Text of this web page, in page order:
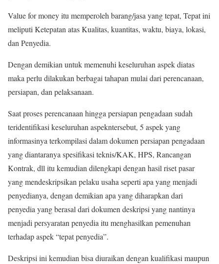
Value for money itu memperoleh barang/jasa yang tepat, Tepat ini
meliputi Ketepatan atas Kualitas, kuantitas, waktu, biaya, lokasi,
dan Penyedia.
Dengan demikian untuk memenuhi keseluruhan aspek diatas
maka perlu dilakukan berbagai tahapan mulai dari perencanaan,
persiapan, dan pelaksanaan.
Saat proses perencanaan hingga persiapan pengadaan sudah
teridentifikasi keseluruhan aspekntersebut, 5 aspek yang
informasinya terkompilasi dalam dokumen persiapan pengadaan
yang diantaranya spesifikasi teknis/KAK, HPS, Rancangan
Kontrak, dll itu kemudian dilengkapi dengan hasil riset pasar
yang mendeskripsikan pelaku usaha seperti apa yang menjadi
penyedianya, dengan demikian apa yang diharapkan dari
penyedia yang berasal dari dokumen deskripsi yang nantinya
menjadi persyaratan penyedia itu menghasilkan pemenuhan
terhadap aspek “tepat penyedia”.
Deskripsi ini kemudian bisa diuraikan dengan kualifikasi maupun